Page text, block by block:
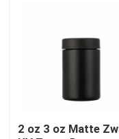
Nieuws
De Kruiken van
2 oz 3 oz Matte